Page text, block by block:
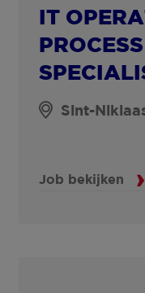
IT
Sint-
Job bekijken